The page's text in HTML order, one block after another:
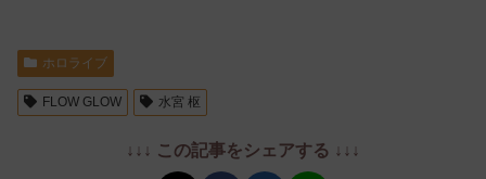
ホロライブ
FLOW GLOW 水宮 枢
↓↓↓ この記事をシェアする ↓↓↓